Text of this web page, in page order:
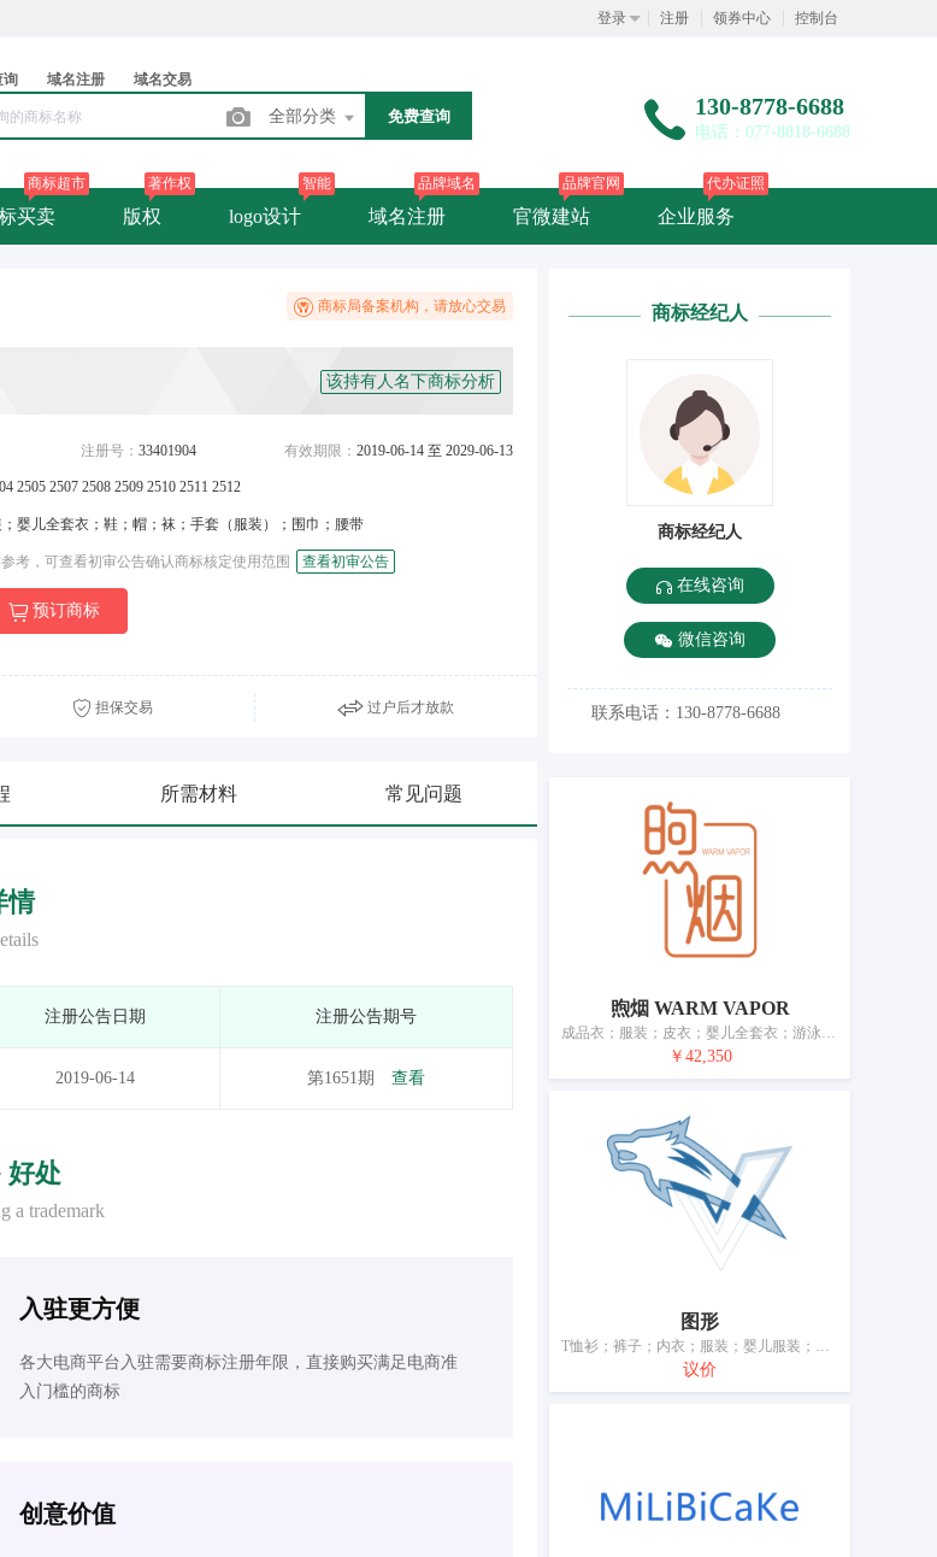
登录 注册 领券中心 控制台
询 域名注册 域名交易
全部分类 免费查询 130-8778-6688
电话：077-8818-6688
买卖
商标超市
版权
著作权
logo设计
智能
域名注册
品牌域名
官微建站
品牌官网
企业服务
代办证照
商标局备案机构，请放心交易
该持有人名下商标分析
注册号： 33401904 有效期限： 2019-06-14 至 2029-06-13
2505 2507 2508 2509 2510 2511 2512
婴儿全套衣；鞋；帽；袜；手套（服装）；围巾；腰带
考，可查看初审公告确认商标核定使用范围 查看初审公告
预订商标
担保交易 过户后才放款
所需材料 常见问题
情
注册公告日期 注册公告期号
2019-06-14 第1651期 查看
好处
a trademark
入驻更方便
各大电商平台入驻需要商标注册年限，直接购买满足电商准
入门槛的商标
创意价值
商标经纪人
商标经纪人
在线咨询
微信咨询
联系电话：130-8778-6688
煦烟 WARM VAPOR
成品衣；服装；皮衣；婴儿全套衣；游泳衣；鞋；帽；袜；短围巾；皮带（服饰用）
￥42,350
图形
T恤衫；裤子；内衣；服装；婴儿服装；鞋（脚上的穿着物）；帽子；袜；围巾；皮带（服饰用）
议价